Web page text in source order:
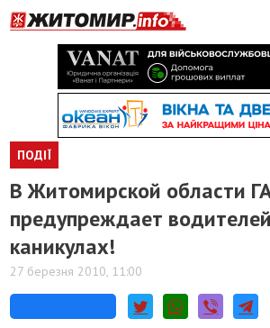
ПОДІЇ
В Житомирской области
предупреждает
каникулах!
27 березня 2010, 11:00